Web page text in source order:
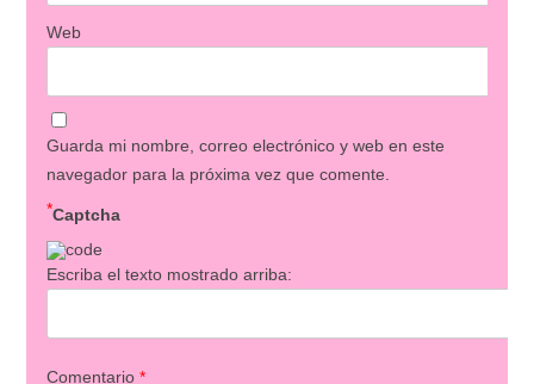
Web
Guarda mi nombre, correo electrónico y web en este
navegador para la próxima vez que comente.
Captcha
*
Escriba el texto mostrado arriba:
Comentario *